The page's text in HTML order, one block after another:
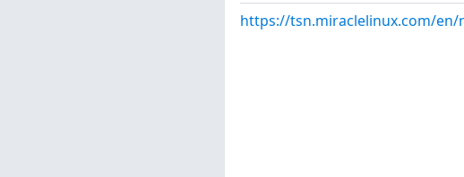
https://tsn.miraclelinux.com/en/